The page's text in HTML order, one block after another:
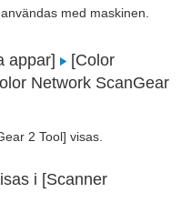
med maskinen.
appar]
[Color
Network ScanGear
2 Tool] visas.
i [Scanner